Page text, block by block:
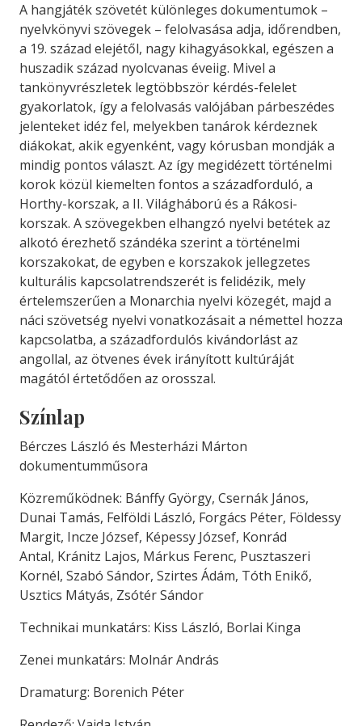
A hangjáték szövetét különleges dokumentumok –
nyelvkönyvi szövegek – felolvasása adja, időrendben,
a 19. század elejétől, nagy kihagyásokkal, egészen a
huszadik század nyolcvanas éveiig. Mivel a
tankönyvrészletek legtöbbször kérdés-felelet
gyakorlatok, így a felolvasás valójában párbeszédes
jelenteket idéz fel, melyekben tanárok kérdeznek
diákokat, akik egyenként, vagy kórusban mondják a
mindig pontos választ. Az így megidézett történelmi
korok közül kiemelten fontos a századforduló, a
Horthy-korszak, a II. Világháború és a Rákosi-
korszak. A szövegekben elhangzó nyelvi betétek az
alkotó érezhető szándéka szerint a történelmi
korszakokat, de egyben e korszakok jellegzetes
kulturális kapcsolatrendszerét is felidézik, mely
értelemszerűen a Monarchia nyelvi közegét, majd a
náci szövetség nyelvi vonatkozásait a némettel hozza
kapcsolatba, a századfordulós kivándorlást az
angollal, az ötvenes évek irányított kultúráját
magától értetődően az orosszal.
Színlap
Bérczes László és Mesterházi Márton
dokumentumműsora
Közreműködnek: Bánffy György, Csernák János,
Dunai Tamás, Felföldi László, Forgács Péter, Földessy
Margit, Incze József, Képessy József, Konrád
Antal, Kránitz Lajos, Márkus Ferenc, Pusztaszeri
Kornél, Szabó Sándor, Szirtes Ádám, Tóth Enikő,
Usztics Mátyás, Zsótér Sándor
Technikai munkatárs: Kiss László, Borlai Kinga
Zenei munkatárs: Molnár András
Dramaturg: Borenich Péter